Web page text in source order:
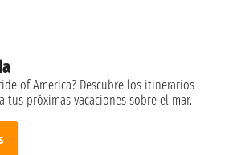
of America? Descubre los itinerarios
tus próximas vacaciones sobre el mar.